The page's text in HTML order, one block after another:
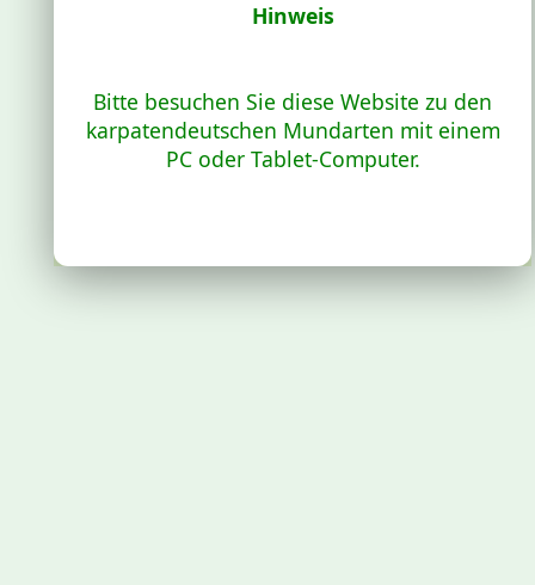
Hinweis
Bitte besuchen Sie diese Website zu den
karpatendeutschen Mundarten mit einem
PC oder Tablet-Computer.